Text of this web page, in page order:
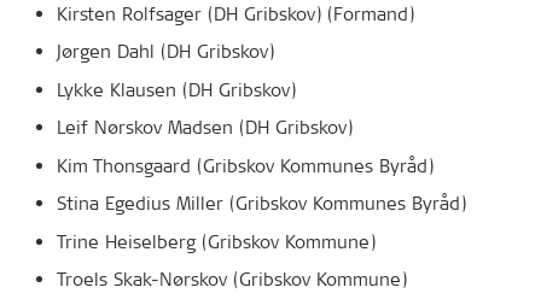
Kirsten Rolfsager (DH Gribskov) (Formand)
Jørgen Dahl (DH Gribskov)
Lykke Klausen (DH Gribskov)
Leif Nørskov Madsen (DH Gribskov)
Kim Thonsgaard (Gribskov Kommunes Byråd)
Stina Egedius Miller (Gribskov Kommunes Byråd)
Trine Heiselberg (Gribskov Kommune)
Troels Skak-Nørskov (Gribskov Kommune)